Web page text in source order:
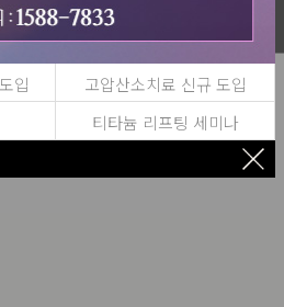
입
고압산소치료 신규 도입
티타늄 리프팅 세미나
진료!